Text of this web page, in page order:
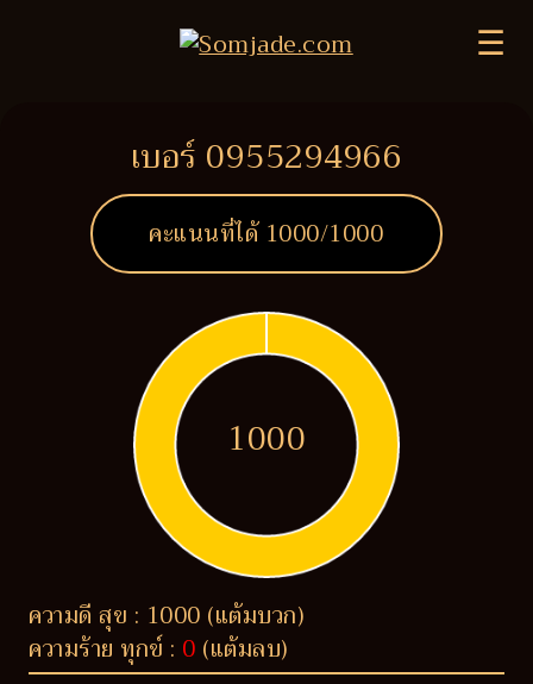
☰
เบอร์ 0955294966
คะแนนที่ได้ 1000/1000
1000
ความดี สุข : 1000 (แต้มบวก)
ความร้าย ทุกข์ : 0 (แต้มลบ)